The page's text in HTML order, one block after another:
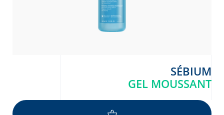
SÉBIUM
GEL MOUSSANT